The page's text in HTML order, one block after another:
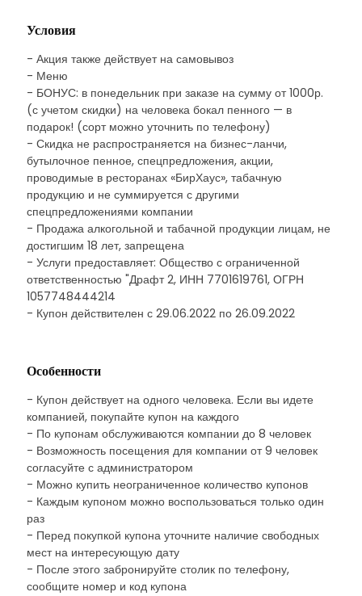
Условия
- Акция также действует на самовывоз
- Меню
- БОНУС: в понедельник при заказе на сумму от 1000р.
(с учетом скидки) на человека бокал пенного — в
подарок! (сорт можно уточнить по телефону)
- Скидка не распространяется на бизнес-ланчи,
бутылочное пенное, спецпредложения, акции,
проводимые в ресторанах «БирХаус», табачную
продукцию и не суммируется с другими
спецпредложениями компании
- Продажа алкогольной и табачной продукции лицам, не
достигшим 18 лет, запрещена
- Услуги предоставляет: Общество с ограниченной
ответственностью "Драфт 2, ИНН 7701619761, ОГРН
1057748444214
- Купон действителен с 29.06.2022 по 26.09.2022
Особенности
- Купон действует на одного человека. Если вы идете
компанией, покупайте купон на каждого
- По купонам обслуживаются компании до 8 человек
- Возможность посещения для компании от 9 человек
согласуйте с администратором
- Можно купить неограниченное количество купонов
- Каждым купоном можно воспользоваться только один
раз
- Перед покупкой купона уточните наличие свободных
мест на интересующую дату
- После этого забронируйте столик по телефону,
сообщите номер и код купона